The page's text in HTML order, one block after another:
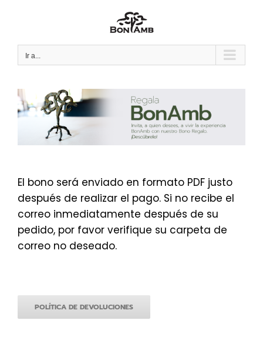
Ir a...
El bono será enviado en formato PDF justo
después de realizar el pago. Si no recibe el
correo inmediatamente después de su
pedido, por favor verifique su carpeta de
correo no deseado.
POLÍTICA DE DEVOLUCIONES